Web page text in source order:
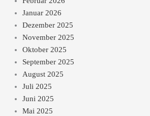
Januar 2026
Dezember 2025
November 2025
Oktober 2025
September 2025
August 2025
Juli 2025
Juni 2025
Mai 2025